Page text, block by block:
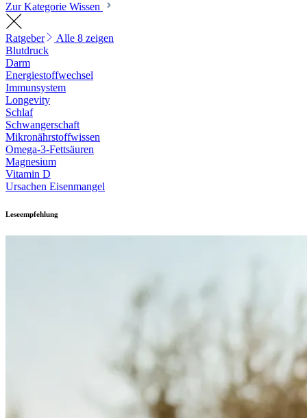
Zur Kategorie Wissen
Ratgeber
Alle 8 zeigen
Blutdruck
Darm
Energiestoffwechsel
Immunsystem
Longevity
Schlaf
Schwangerschaft
Mikronährstoffwissen
Omega-3-Fettsäuren
Magnesium
Vitamin D
Ursachen Eisenmangel
Leseempfehlung